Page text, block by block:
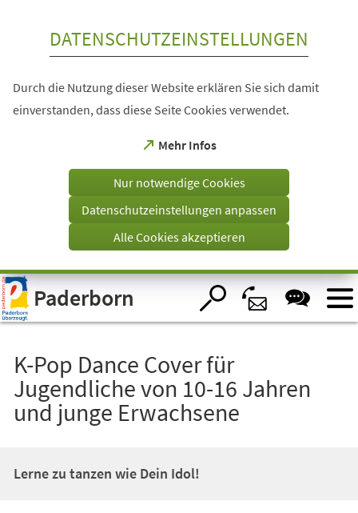
Visuelle
Assistenzsoftware
öffnen.
DATENSCHUTZEINSTELLUNGEN
Durch die Nutzung dieser Website erklären Sie sich damit
einverstanden, dass diese Seite Cookies verwendet.
Mehr Infos
(Öffnet
einem
Tab)
Nur notwendige Cookies
Datenschutzeinstellungen anpassen
Alle Cookies akzeptieren
Paderborn
K-Pop Dance Cover für
Jugendliche von 10-16 Jahren
und junge Erwachsene
Lerne zu tanzen wie Dein Idol!